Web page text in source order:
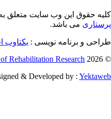
حقوق این وب سایت متعلق به
می باشد.
و برنامه نویسی : یکتاوب
©
of Rehabilitation Research
& Developed by :